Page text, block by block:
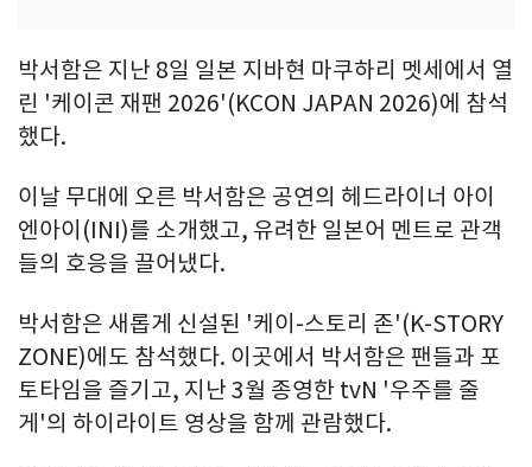
박서함은 지난 8일 일본 지바현 마쿠하리 멧세에서 열
린 '케이콘 재팬 2026'(KCON JAPAN 2026)에 참석
했다.
이날 무대에 오른 박서함은 공연의 헤드라이너 아이
엔아이(INI)를 소개했고, 유려한 일본어 멘트로 관객
들의 호응을 끌어냈다.
박서함은 새롭게 신설된 '케이-스토리 존'(K-STORY
ZONE)에도 참석했다. 이곳에서 박서함은 팬들과 포
토타임을 즐기고, 지난 3월 종영한 tvN '우주를 줄
게'의 하이라이트 영상을 함께 관람했다.